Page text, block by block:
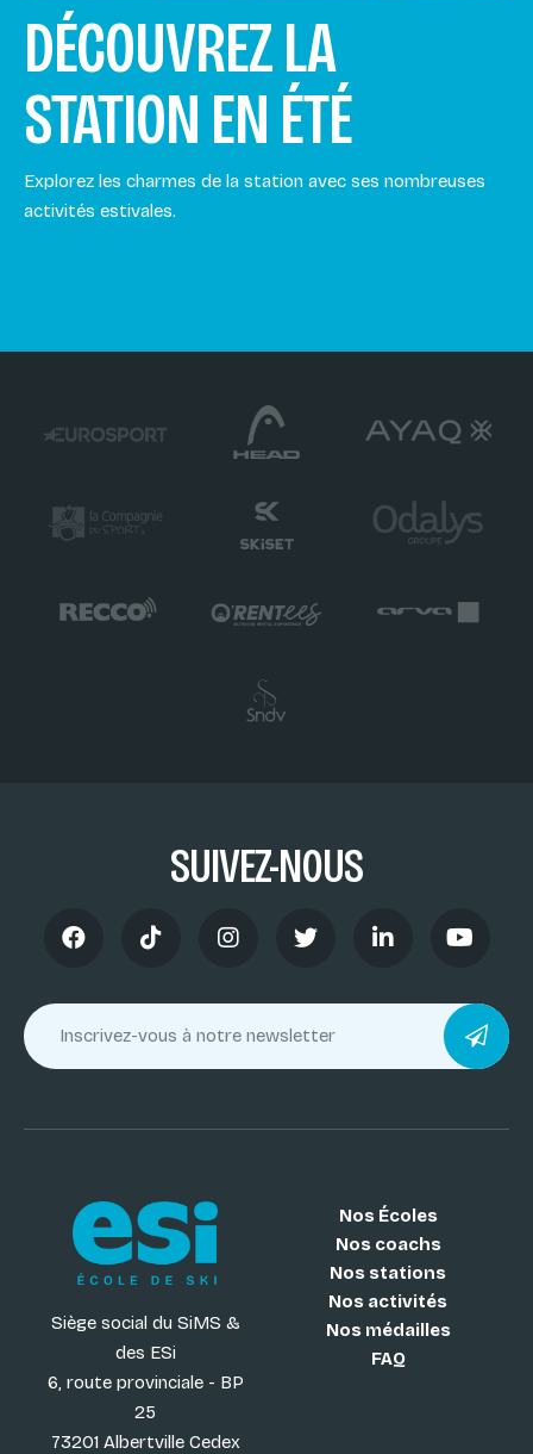
DÉCOUVREZ LA
STATION EN ÉTÉ
Explorez les charmes de la station avec ses nombreuses
activités estivales.
SUIVEZ-NOUS
Siège social du SiMS &
des ESi
6, route provinciale - BP
25
73201 Albertville Cedex
Nos Écoles
Nos coachs
Nos stations
Nos activités
Nos médailles
FAQ